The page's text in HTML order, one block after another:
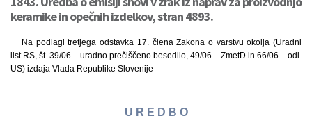
keramike in opečnih izdelkov, stran 4893.
Na podlagi tretjega odstavka 17. člena Zakona o varstvu okolja (Uradni
list RS, št. 39/06 – uradno prečiščeno besedilo, 49/06 – ZmetD in 66/06 – odl.
US) izdaja Vlada Republike Slovenije
U R E D B O